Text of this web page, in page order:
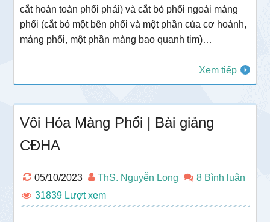
cắt hoàn toàn phổi phải) và cắt bỏ phổi ngoài màng
phổi (cắt bỏ một bên phổi và một phần của cơ hoành,
màng phổi, một phần màng bao quanh tim)…
Xem tiếp
Vôi Hóa Màng Phổi | Bài giảng
CĐHA
05/10/2023 ThS. Nguyễn Long
8 Bình luận
31839